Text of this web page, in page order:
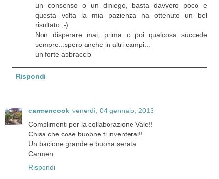
un consenso o un diniego, basta davvero poco e
questa volta la mia pazienza ha ottenuto un bel
risultato ;-)
Non disperare mai, prima o poi qualcosa succede
sempre...spero anche in altri campi...
un forte abbraccio
Rispondi
carmencook venerdì, 04 gennaio, 2013
Complimenti per la collaborazione Vale!!
Chisà che cose buobne ti inventerai!!
Un bacione grande e buona serata
Carmen
Rispondi